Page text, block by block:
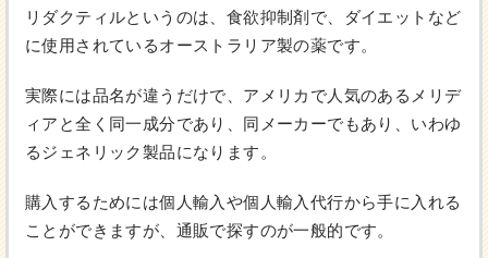
リダクティルというのは、食欲抑制剤で、ダイエットなど
に使用されているオーストラリア製の薬です。
実際には品名が違うだけで、アメリカで人気のあるメリデ
ィアと全く同一成分であり、同メーカーでもあり、いわゆ
るジェネリック製品になります。
購入するためには個人輸入や個人輸入代行から手に入れる
ことができますが、通販で探すのが一般的です。